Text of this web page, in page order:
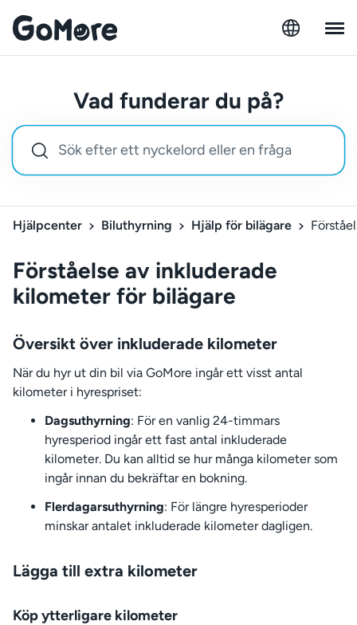
Vad funderar du på?
Hjälpcenter Biluthyrning Hjälp för bilägare
Förståelse av inkluderade
kilometer för bilägare
Översikt över inkluderade kilometer
När du hyr ut din bil via GoMore ingår ett visst antal
kilometer i hyrespriset:
Dagsuthyrning: För en vanlig 24-timmars
hyresperiod ingår ett fast antal inkluderade
kilometer. Du kan alltid se hur många kilometer som
ingår innan du bekräftar en bokning.
Flerdagarsuthyrning: För längre hyresperioder
minskar antalet inkluderade kilometer dagligen.
Lägga till extra kilometer
Köp ytterligare kilometer